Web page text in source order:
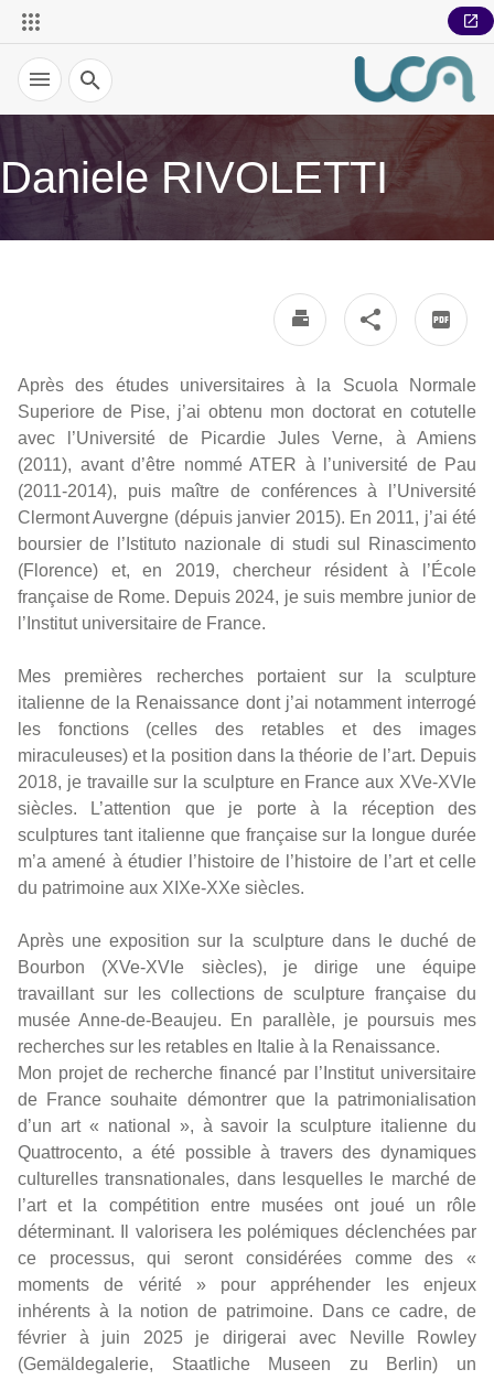
Recherche
Daniele RIVOLETTI
Après des études universitaires à la Scuola Normale
Superiore de Pise, j’ai obtenu mon doctorat en cotutelle
avec l’Université de Picardie Jules Verne, à Amiens
(2011), avant d’être nommé ATER à l’université de Pau
(2011-2014), puis maître de conférences à l’Université
Clermont Auvergne (dépuis janvier 2015). En 2011, j’ai été
boursier de l’Istituto nazionale di studi sul Rinascimento
(Florence) et, en 2019, chercheur résident à l’École
française de Rome. Depuis 2024, je suis membre junior de
l’Institut universitaire de France.
Mes premières recherches portaient sur la sculpture
italienne de la Renaissance dont j’ai notamment interrogé
les fonctions (celles des retables et des images
miraculeuses) et la position dans la théorie de l’art. Depuis
2018, je travaille sur la sculpture en France aux XVe-XVIe
siècles. L’attention que je porte à la réception des
sculptures tant italienne que française sur la longue durée
m’a amené à étudier l’histoire de l’histoire de l’art et celle
du patrimoine aux XIXe-XXe siècles.
Après une exposition sur la sculpture dans le duché de
Bourbon (XVe-XVIe siècles), je dirige une équipe
travaillant sur les collections de sculpture française du
musée Anne-de-Beaujeu. En parallèle, je poursuis mes
recherches sur les retables en Italie à la Renaissance.
Mon projet de recherche financé par l’Institut universitaire
de France souhaite démontrer que la patrimonialisation
d’un art « national », à savoir la sculpture italienne du
Quattrocento, a été possible à travers des dynamiques
culturelles transnationales, dans lesquelles le marché de
l’art et la compétition entre musées ont joué un rôle
déterminant. Il valorisera les polémiques déclenchées par
ce processus, qui seront considérées comme des «
moments de vérité » pour appréhender les enjeux
inhérents à la notion de patrimoine. Dans ce cadre, de
février à juin 2025 je dirigerai avec Neville Rowley
(Gemäldegalerie, Staatliche Museen zu Berlin) un